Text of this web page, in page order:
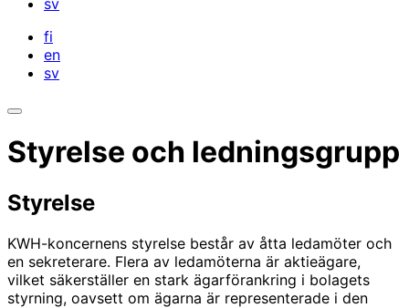
sv
fi
en
sv
Öppna
Styrelse och ledningsgrupp
Styrelse
KWH-koncernens styrelse består av åtta ledamöter och
en sekreterare. Flera av ledamöterna är aktieägare,
vilket säkerställer en stark ägarförankring i bolagets
styrning, oavsett om ägarna är representerade i den